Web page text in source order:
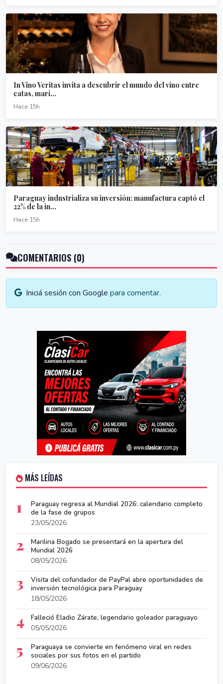
In Vino Veritas invita a descubrir el mundo del vino entre
catas, mari...
Hace 15h
Paraguay industrializa su inversión: manufactura captó el
22% de la in...
Hace 15h
COMENTARIOS (0)
Iniciá sesión con Google para comentar.
MÁS LEÍDAS
1
Paraguay regresa al Mundial 2026: calendario completo
de la fase de grupos
23/05/2026
2
Marilina Bogado se presentará en la apertura del
Mundial 2026
08/05/2026
3
Visita del cofundador de PayPal abre oportunidades de
inversión tecnológica para Paraguay
18/05/2026
4
Falleció Eladio Zárate, legendario goleador paraguayo
05/05/2026
5
Paraguaya se convierte en fenómeno viral en redes
sociales por sus fotos en el partido
09/06/2026